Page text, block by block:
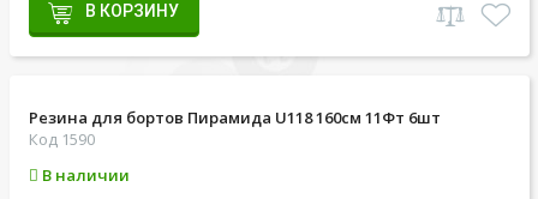
В КОРЗИНУ
Резина для бортов Пирамида U118 160см 11Фт 6шт
Код 1590
В наличии